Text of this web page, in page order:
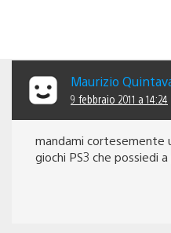
Maurizio
9 febbraio 2011 a 14:24
mandami cortesemente
giochi PS3 che possiedi a